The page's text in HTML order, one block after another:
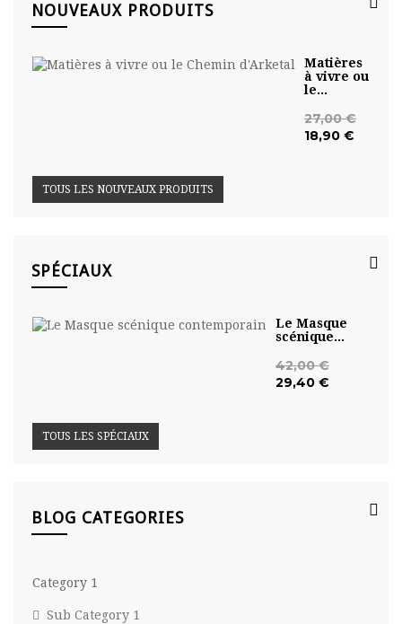
NOUVEAUX PRODUITS
Matières
à vivre ou
le...
27,00 €
18,90 €
TOUS LES NOUVEAUX PRODUITS
SPÉCIAUX
Le Masque
scénique...
42,00 €
29,40 €
TOUS LES SPÉCIAUX
BLOG CATEGORIES
Category 1
Sub Category 1